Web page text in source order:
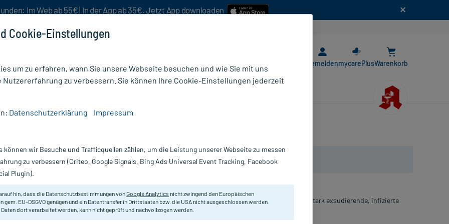
Im Web ab 55€ | In der App ab 35€. Jetzt App downloaden
AnmeldenmycarePlusWarenkorb
Nur für kurze Zeit:Gratis-Versand* ab 19€ Mindestbestellwert!
5x5 cm mit
Stark absorbierende Kompressen mit Silber für mittelstark bis stark exsudierende, infizierte
Wunden.
Cookie-Einstellungen
um zu erfahren, wann Sie unsere Webseite besuchen und wie Sie mit uns
Nutzererfahrung zu verbessern. Sie können Ihre Cookie-Einstellungen jederzeit
Datenschutzerklärung Impressum
können wir Besuche und Trafficquellen zählen, um die Leistung unserer Webseite zu messen
zu verbessern (Criteo, Google Signals, Bing Ads Universal Event Tracking, Facebook
Plugin).
hin, dass die Datenschutzbestimmungen vonGoogle Analytics nicht zwingend den Europäischen
gem. EU-DSGVO genügen und ein Datentransfer in Drittstaaten bzw. die USA nicht ausgeschlossen werden
Daten dort verarbeitet werden, kann nicht geprüft und nachvollzogen werden.